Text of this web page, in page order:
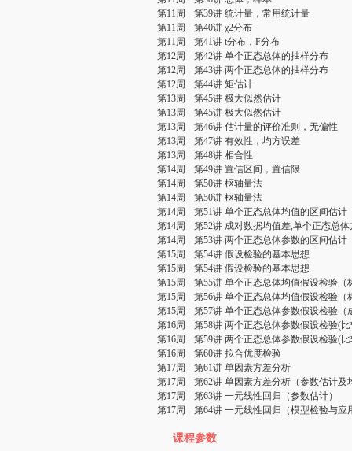
第11周
第39讲 统计量，常用统计量
第11周
第40讲 χ2分布
第11周
第41讲 t分布，F分布
第12周
第42讲 单个正态总体的抽样分布
第12周
第43讲 两个正态总体的抽样分布
第12周
第44讲 矩估计
第13周
第45讲 极大似然估计
第13周
第45讲 极大似然估计
第13周
第46讲 估计量的评价准则，无偏性
第13周
第47讲 有效性，均方误差
第13周
第48讲 相合性
第14周
第49讲 置信区间，置信限
第14周
第50讲 枢轴量法
第14周
第50讲 枢轴量法
第14周
第51讲 单个正态总体均值的区间估计
第14周
第52讲 成对数据均值差,单个正态总
第14周
第53讲 两个正态总体参数的区间估计
第15周
第54讲 假设检验的基本思想
第15周
第54讲 假设检验的基本思想
第15周
第55讲 单个正态总体均值假设检验（
第15周
第56讲 单个正态总体均值假设检验（
第15周
第57讲 单个正态总体参数假设检验
第16周
第58讲 两个正态总体参数假设检验(
第16周
第59讲 两个正态总体参数假设检验(
第16周
第60讲 拟合优度检验
第17周
第61讲 单因素方差分析
第17周
第62讲 单因素方差分析（参数估计及
第17周
第63讲 一元线性回归（参数估计）
第17周
第64讲 一元线性回归（模型检验与应
课程参数